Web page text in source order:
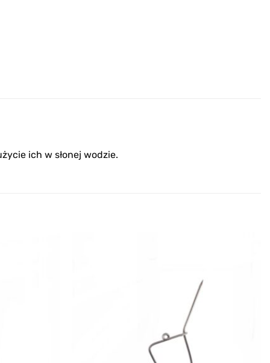
ich w słonej wodzie.